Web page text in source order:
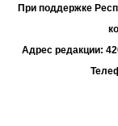
При поддержке
Адрес редакции: